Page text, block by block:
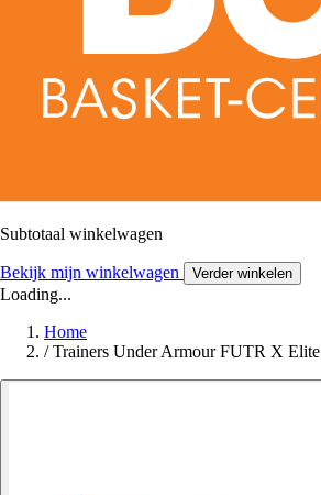
Subtotaal winkelwagen
Bekijk mijn winkelwagen Verder winkelen
Loading...
Home
/ Trainers Under Armour FUTR X Elite